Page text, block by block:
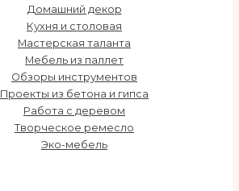
Домашний декор
Кухня и столовая
Мастерская таланта
Мебель из паллет
Обзоры инструментов
Проекты из бетона и гипса
Работа с деревом
Творческое ремесло
Эко-мебель